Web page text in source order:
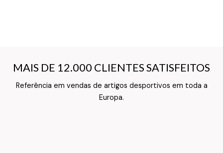
MAIS DE 12.000 CLIENTES SATISFEITOS
Referência em vendas de artigos desportivos em toda a
Europa.
MAIS DE 12.000 CLIENTES SATISFEITOS
Texto do Verso do Cartão de Informação